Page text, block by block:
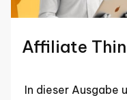
Affiliate
In dieser Ausgabe